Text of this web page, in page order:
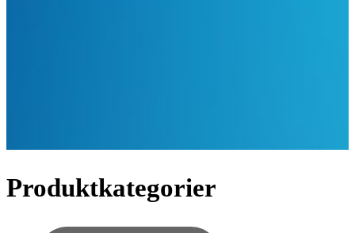
Produktkategorier